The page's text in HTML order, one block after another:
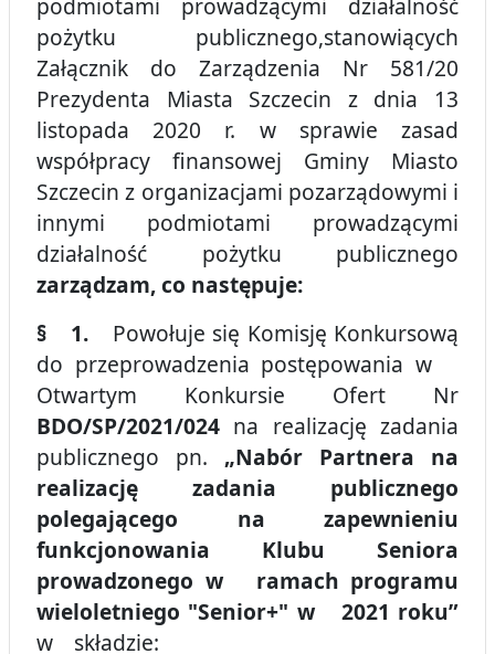
podmiotami prowadzącymi działalność
pożytku publicznego,stanowiących
Załącznik do Zarządzenia Nr 581/20
Prezydenta Miasta Szczecin z dnia 13
listopada 2020 r. w sprawie zasad
współpracy finansowej Gminy Miasto
Szczecin z organizacjami pozarządowymi i
innymi podmiotami prowadzącymi
działalność pożytku publicznego
zarządzam, co następuje:
§ 1. Powołuje się Komisję Konkursową
do przeprowadzenia postępowania w
Otwartym Konkursie Ofert Nr
BDO/SP/2021/024 na realizację zadania
publicznego pn. „Nabór Partnera na
realizację zadania publicznego
polegającego na zapewnieniu
funkcjonowania Klubu Seniora
prowadzonego w ramach programu
wieloletniego "Senior+" w 2021 roku”
w składzie: